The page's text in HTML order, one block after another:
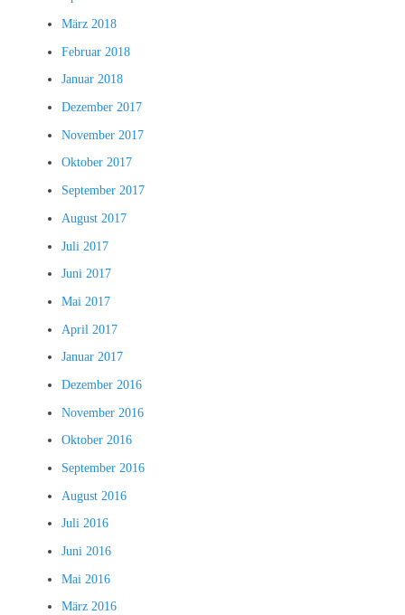
März 2018
Februar 2018
Januar 2018
Dezember 2017
November 2017
Oktober 2017
September 2017
August 2017
Juli 2017
Juni 2017
Mai 2017
April 2017
Januar 2017
Dezember 2016
November 2016
Oktober 2016
September 2016
August 2016
Juli 2016
Juni 2016
Mai 2016
März 2016